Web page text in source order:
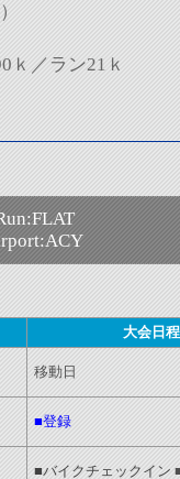
ｋ／ラン21ｋ
大会日程
移動日
■登録
■バイクチェックイン